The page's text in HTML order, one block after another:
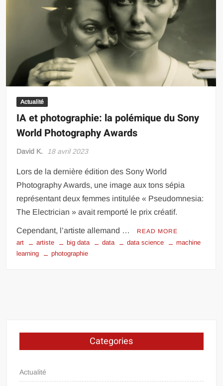
Actualité
IA et photographie: la polémique du Sony
World Photography Awards
David K. 18 avril 2023
Lors de la dernière édition des Sony World
Photography Awards, une image aux tons sépia
représentant deux femmes intitulée « Pseudomnesia:
The Electrician » avait remporté le prix créatif.
Cependant, l’artiste allemand … READ MORE
art artiste big data data data science
machine
learning
photographie
Categories
Actualité